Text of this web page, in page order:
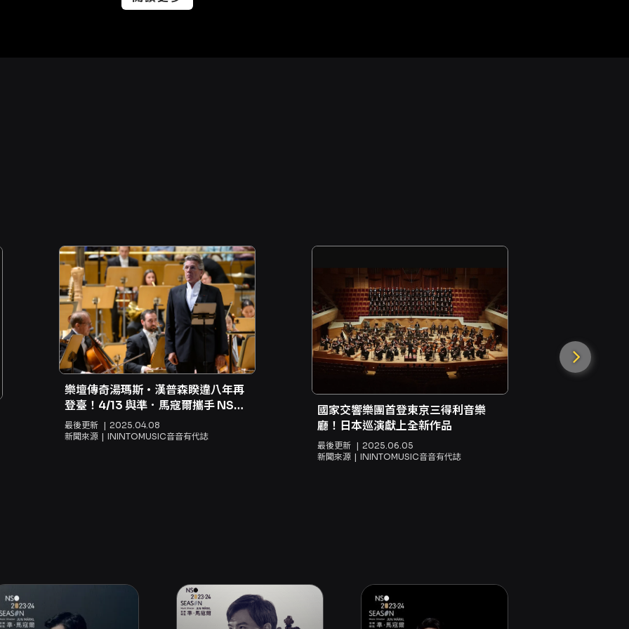
樂壇傳奇湯瑪斯・漢普森睽違八年再
登臺！4/13 與準．馬寇爾攜手 NSO
獻聲馬勒《少年的魔法號角》
最後更新
2025.04.08
新聞來源
ININTOMUSIC音音有代誌
國家交響樂團首登東京三得利音樂
廳！日本巡演獻上全新作品
最後更新
2025.06.05
新聞來源
ININTOMUSIC音音有代誌